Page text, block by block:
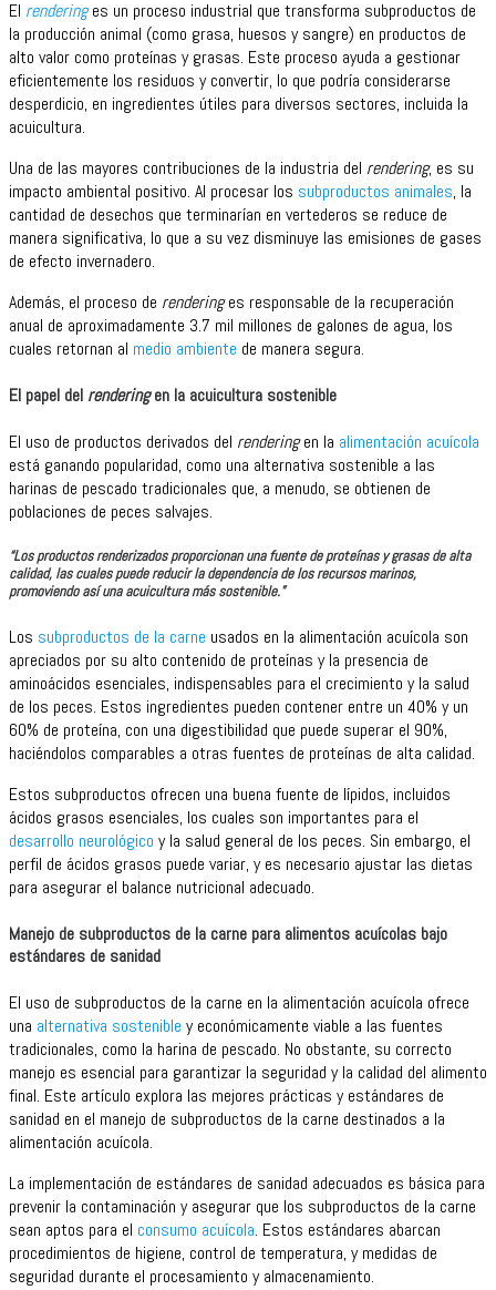
El renderinges un proceso industrial que transforma subproductos de
la producción animal (como grasa, huesos y sangre) en productos de
alto valor como proteínas y grasas. Este proceso ayuda a gestionar
eficientemente los residuos y convertir, lo que podría considerarse
desperdicio, en ingredientes útiles para diversos sectores, incluida la
acuicultura.
Una de las mayores contribuciones de la industria del rendering, es su
impacto ambiental positivo. Al procesar los subproductos animales, la
cantidad de desechos que terminarían en vertederos se reduce de
manera significativa, lo que a su vez disminuye las emisiones de gases
de efecto invernadero.
Además, el proceso de renderinges responsable de la recuperación
anual de aproximadamente 3.7 mil millones de galones de agua, los
cuales retornan al medio ambiente de manera segura.
El papel del renderingen la acuicultura sostenible
El uso de productos derivados del renderingen la alimentación acuícola
está ganando popularidad, como una alternativa sostenible a las
harinas de pescado tradicionales que, a menudo, se obtienen de
poblaciones de peces salvajes.
“Los productos renderizados proporcionan una fuente de proteínas y grasas de alta
calidad, las cuales puede reducir la dependencia de los recursos marinos,
promoviendo así una acuicultura más sostenible.”
Los subproductos de la carne usados en la alimentación acuícola son
apreciados por su alto contenido de proteínas y la presencia de
aminoácidos esenciales, indispensables para el crecimiento y la salud
de los peces. Estos ingredientes pueden contener entre un 40% y un
60% de proteína, con una digestibilidad que puede superar el 90%,
haciéndolos comparables a otras fuentes de proteínas de alta calidad.
Estos subproductos ofrecen una buena fuente de lípidos, incluidos
ácidos grasos esenciales, los cuales son importantes para el
desarrollo neurológico y la salud general de los peces. Sin embargo, el
perfil de ácidos grasos puede variar, y es necesario ajustar las dietas
para asegurar el balance nutricional adecuado.
Manejo de subproductos de la carne para alimentos acuícolas bajo
estándares de sanidad
El uso de subproductos de la carne en la alimentación acuícola ofrece
una alternativa sostenible y económicamente viable a las fuentes
tradicionales, como la harina de pescado. No obstante, su correcto
manejo es esencial para garantizar la seguridad y la calidad del alimento
final. Este artículo explora las mejores prácticas y estándares de
sanidad en el manejo de subproductos de la carne destinados a la
alimentación acuícola.
La implementación de estándares de sanidad adecuados es básica para
prevenir la contaminación y asegurar que los subproductos de la carne
sean aptos para el consumo acuícola. Estos estándares abarcan
procedimientos de higiene, control de temperatura, y medidas de
seguridad durante el procesamiento y almacenamiento.